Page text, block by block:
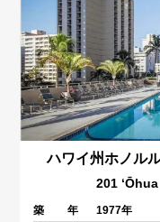
ハワイ州ホノル
201
築 年 1977年